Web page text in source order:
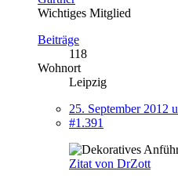
Wichtiges Mitglied
Beiträge
118
Wohnort
Leipzig
25. September 2012
#1.391
Zitat von DrZott